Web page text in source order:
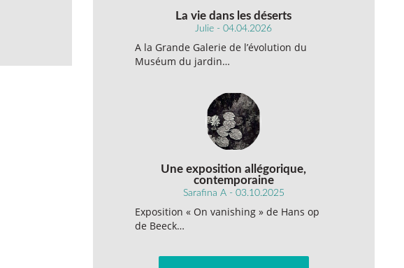
La vie dans les déserts
Julie - 04.04.2026
A la Grande Galerie de l’évolution du
Muséum du jardin…
Une exposition allégorique,
contemporaine
Sarafina A - 03.10.2025
Exposition « On vanishing » de Hans op
de Beeck…